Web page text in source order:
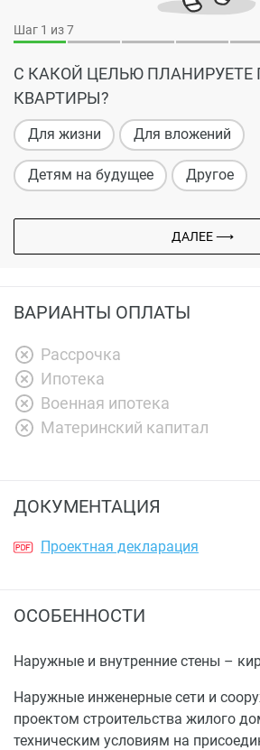
Шаг 1 из 7
С КАКОЙ ЦЕЛЬЮ ПЛАНИРУЕТЕ
КВАРТИРЫ?
Для жизни Для вложений
Детям на будущее Другое
ДАЛЕЕ ⟶
ВАРИАНТЫ ОПЛАТЫ
Рассрочка
Ипотека
Военная ипотека
Материнский капитал
ДОКУМЕНТАЦИЯ
Проектная декларация
ОСОБЕННОСТИ
Наружные и внутренние стены –
Наружные инженерные сети и
проектом строительства жилого
техническим условиям на